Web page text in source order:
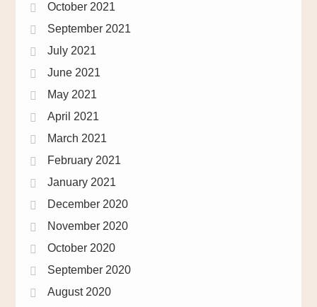
October 2021
September 2021
July 2021
June 2021
May 2021
April 2021
March 2021
February 2021
January 2021
December 2020
November 2020
October 2020
September 2020
August 2020